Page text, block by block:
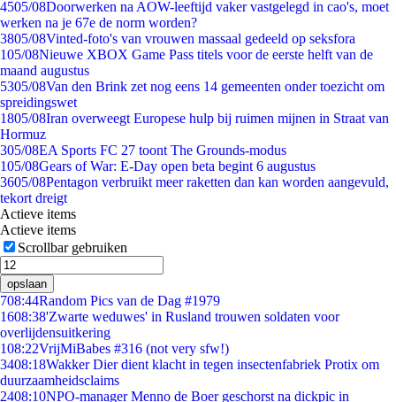
4505/08Doorwerken na AOW-leeftijd vaker vastgelegd in cao's, moet
werken na je 67e de norm worden?
3805/08Vinted-foto's van vrouwen massaal gedeeld op seksfora
105/08Nieuwe XBOX Game Pass titels voor de eerste helft van de
maand augustus
5305/08Van den Brink zet nog eens 14 gemeenten onder toezicht om
spreidingswet
1805/08Iran overweegt Europese hulp bij ruimen mijnen in Straat van
Hormuz
305/08EA Sports FC 27 toont The Grounds-modus
105/08Gears of War: E-Day open beta begint 6 augustus
3605/08Pentagon verbruikt meer raketten dan kan worden aangevuld,
tekort dreigt
Actieve items
Actieve items
Scrollbar gebruiken
opslaan
708:44Random Pics van de Dag #1979
1608:38'Zwarte weduwes' in Rusland trouwen soldaten voor
overlijdensuitkering
108:22VrijMiBabes #316 (not very sfw!)
3408:18Wakker Dier dient klacht in tegen insectenfabriek Protix om
duurzaamheidsclaims
2408:10NPO-manager Menno de Boer geschorst na dickpic in